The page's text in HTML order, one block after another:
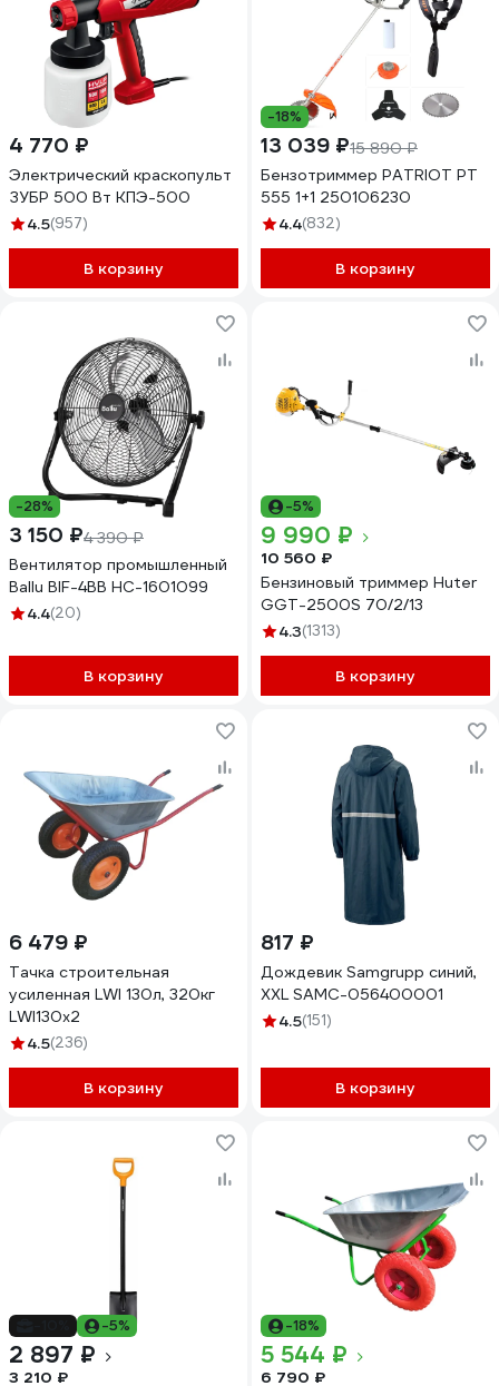
4 770 ₽
Электрический краскопульт
ЗУБР 500 Вт КПЭ-500
4.5(957)
В корзину
-18%
13 039 ₽15 890 ₽
Бензотриммер PATRIOT PT
555 1+1 250106230
4.4(832)
В корзину
-28%
3 150 ₽4 390 ₽
Вентилятор промышленный
Ballu BIF-4BB НС-1601099
4.4(20)
В корзину
-5%
9 990 ₽
10 560 ₽
Бензиновый триммер Huter
GGT-2500S 70/2/13
4.3(1313)
В корзину
6 479 ₽
Тачка строительная
усиленная LWI 130л, 320кг
LWI130х2
4.5(236)
В корзину
817 ₽
Дождевик Samgrupp синий,
XXL SAMC-056400001
4.5(151)
В корзину
-5%
2 897 ₽
3 210 ₽
-18%
5 544 ₽
6 790 ₽